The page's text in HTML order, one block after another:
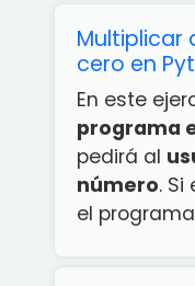
Multiplicar
cero en
En este
programa
pedirá al
número. Si
el